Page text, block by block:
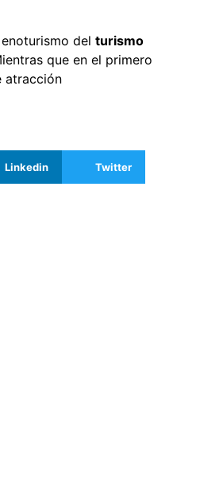
del turismo
que en el primero
atracción
Linkedin Twitter